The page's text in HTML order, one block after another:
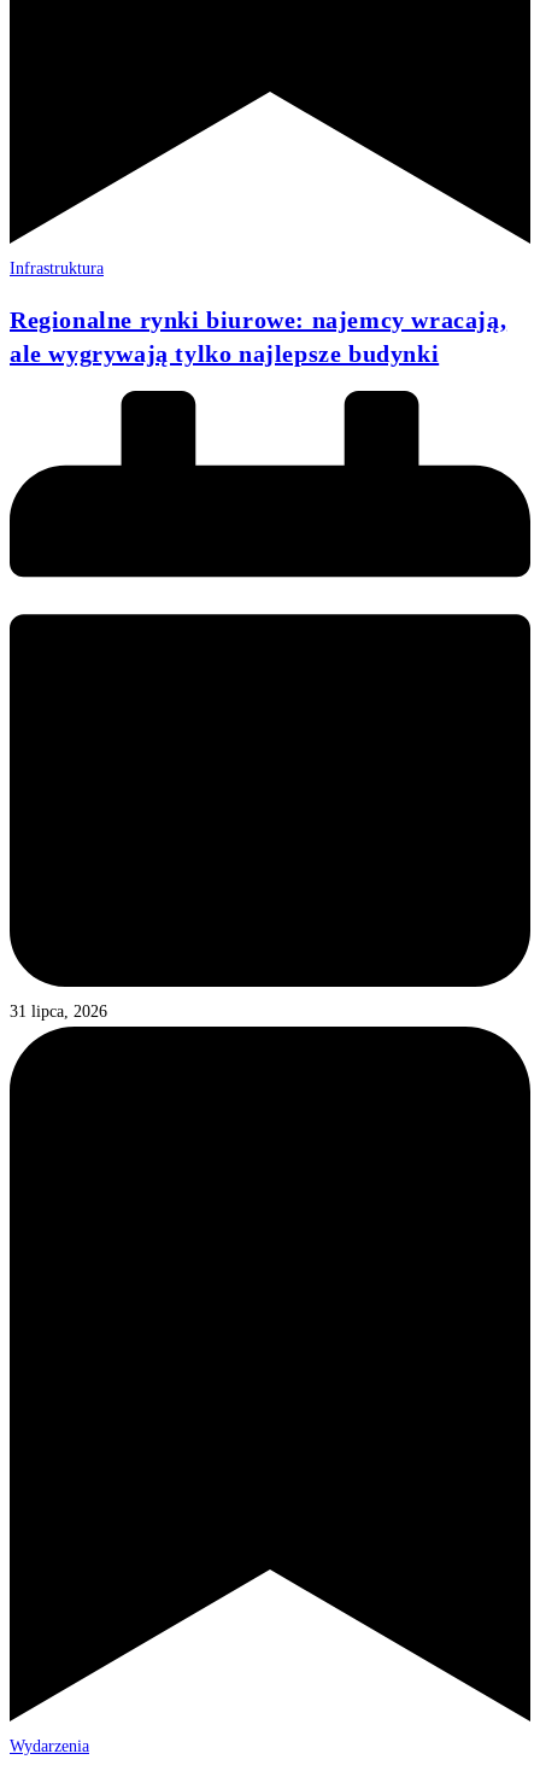
Infrastruktura
Regionalne rynki biurowe: najemcy wracają,
ale wygrywają tylko najlepsze budynki
31 lipca, 2026
Wydarzenia